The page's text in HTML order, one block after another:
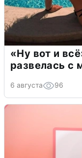
«Ну вот и
развелась
6 августа 96